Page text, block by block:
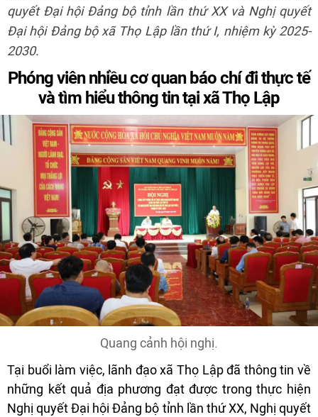
quyết Đại hội Đảng bộ tỉnh lần thứ XX và Nghị quyết
Đại hội Đảng bộ xã Thọ Lập lần thứ I, nhiệm kỳ 2025-
2030.
Phóng viên nhiều cơ quan báo chí đi thực tế
và tìm hiểu thông tin tại xã Thọ Lập
Quang cảnh hội nghị.
Tại buổi làm việc, lãnh đạo xã Thọ Lập đã thông tin về
những kết quả địa phương đạt được trong thực hiện
Nghị quyết Đại hội Đảng bộ tỉnh lần thứ XX, Nghị quyết